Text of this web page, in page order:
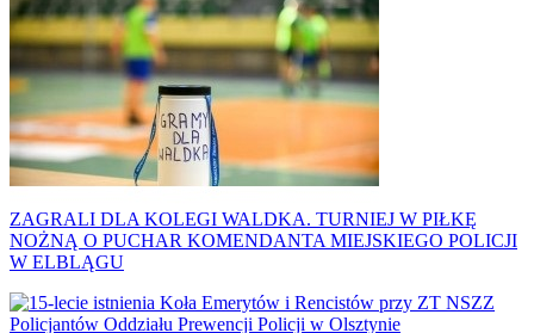
ZAGRALI DLA KOLEGI WALDKA. TURNIEJ W PIŁKĘ
NOŻNĄ O PUCHAR KOMENDANTA MIEJSKIEGO POLICJI
W ELBLĄGU